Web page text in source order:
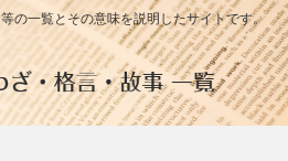
の一覧とその意味を説明したサイトです。